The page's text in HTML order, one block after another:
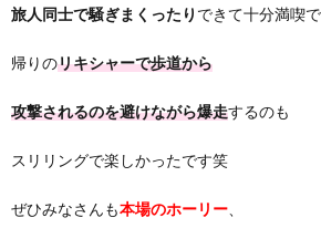
旅人同士で騒ぎまくったり できて十分満喫で
帰りのリキシャーで歩道から
攻撃されるのを避けながら爆走するのも
スリリングで楽しかったです笑
ぜひみなさんも本場のホーリー